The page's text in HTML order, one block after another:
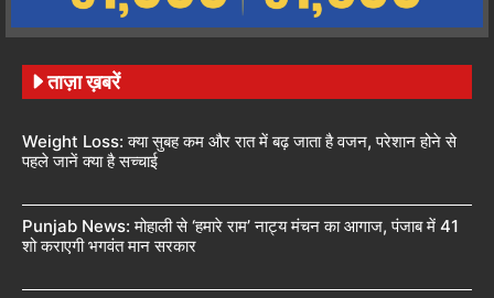
ताज़ा ख़बरें
Weight Loss: क्या सुबह कम और रात में बढ़ जाता है वजन, परेशान होने से
पहले जानें क्या है सच्चाई
Punjab News: मोहाली से ‘हमारे राम’ नाट्य मंचन का आगाज, पंजाब में 41
शो कराएगी भगवंत मान सरकार